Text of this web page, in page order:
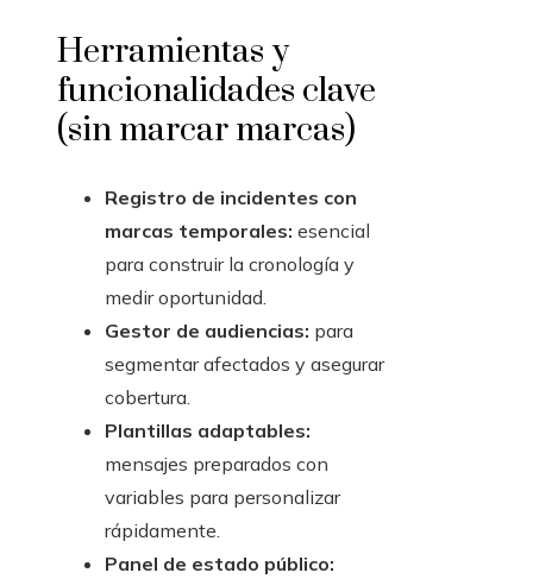
Herramientas y
funcionalidades clave
(sin marcar marcas)
Registro de incidentes con
marcas temporales: esencial
para construir la cronología y
medir oportunidad.
Gestor de audiencias: para
segmentar afectados y asegurar
cobertura.
Plantillas adaptables:
mensajes preparados con
variables para personalizar
rápidamente.
Panel de estado público: